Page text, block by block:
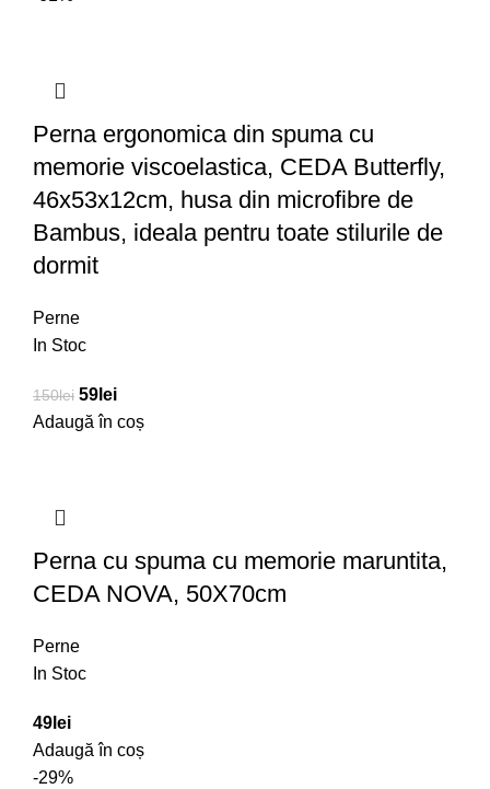
Perna ergonomica din spuma cu
memorie viscoelastica, CEDA Butterfly,
46x53x12cm, husa din microfibre de
Bambus, ideala pentru toate stilurile de
dormit
Perne
In Stoc
150lei 59 lei
Adaugă în coș
Perna cu spuma cu memorie maruntita,
CEDA NOVA, 50X70cm
Perne
In Stoc
49 lei
Adaugă în coș
-29%